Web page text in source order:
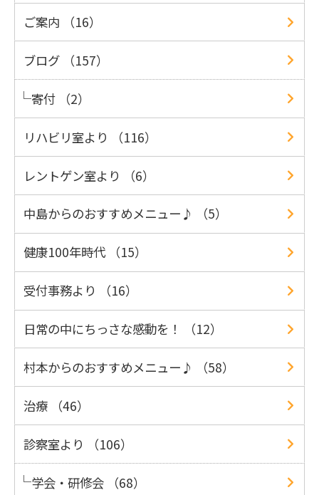
ご案内 （16）
ブログ （157）
寄付 （2）
リハビリ室より （116）
レントゲン室より （6）
中島からのおすすめメニュー♪ （5）
健康100年時代 （15）
受付事務より （16）
日常の中にちっさな感動を！ （12）
村本からのおすすめメニュー♪ （58）
治療 （46）
診察室より （106）
学会・研修会 （68）